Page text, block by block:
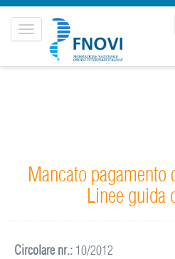
Toggle
navigation
Mancato
Linee guida
Circolare nr.: 10/2012